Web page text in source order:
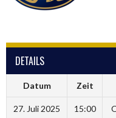
DETAILS
Datum Zeit
27. Juli 2025 15:00